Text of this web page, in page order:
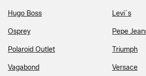
Hugo Boss Levi´s
Osprey Pepe
Polaroid Outlet Triumph
Vagabond Versace